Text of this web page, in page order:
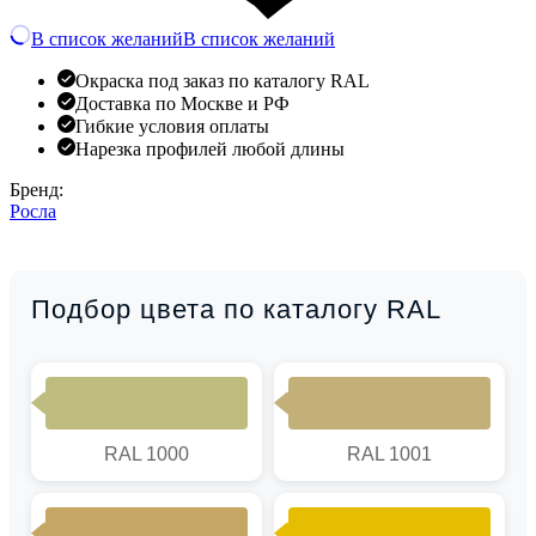
В список желанийВ список желаний
Окраска под заказ по каталогу RAL
Доставка по Москве и РФ
Гибкие условия оплаты
Нарезка профилей любой длины
Бренд:
Росла
Подбор цвета по каталогу RAL
RAL 1000 RAL 1001